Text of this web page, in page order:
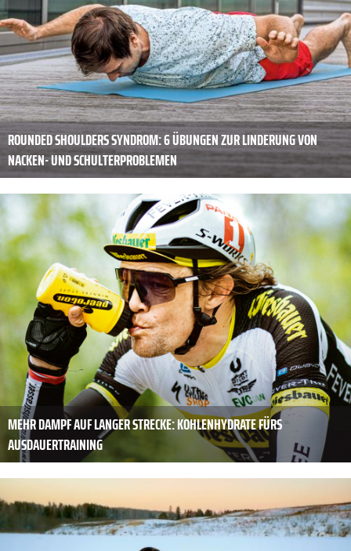
ROUNDED SHOULDERS SYNDROM: 6 ÜBUNGEN ZUR LINDERUNG VON
NACKEN- UND SCHULTERPROBLEMEN
MEHR DAMPF AUF LANGER STRECKE: KOHLENHYDRATE FÜRS
AUSDAUERTRAINING